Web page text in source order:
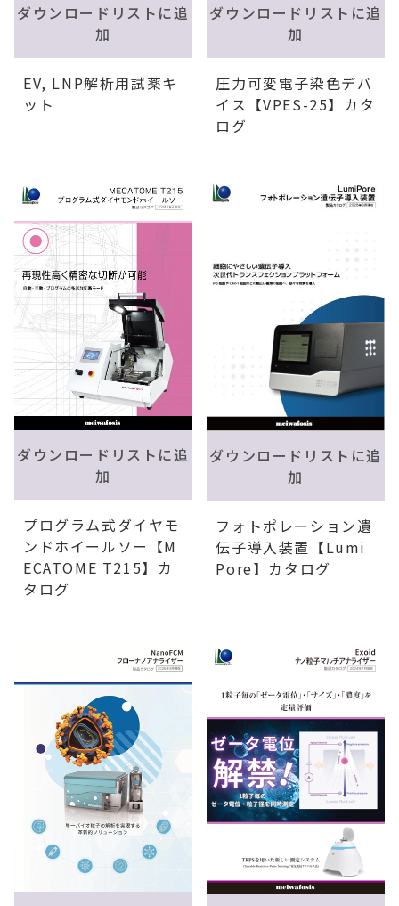
ダウンロードリストに追
加
EV, LNP解析用試薬キ
ット
ダウンロードリストに追
加
圧力可変電子染色デバ
イス【VPES-25】カタ
ログ
ダウンロードリストに追
加
プログラム式ダイヤモ
ンドホイールソー【M
ECATOME T215】カ
タログ
ダウンロードリストに追
加
フォトポレーション遺
伝子導入装置【Lumi
Pore】カタログ